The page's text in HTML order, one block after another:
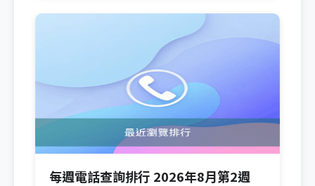
每週電話查詢排行 2026年8月第2週